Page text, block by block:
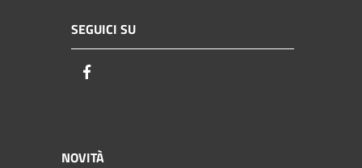
SEGUICI SU
NOVITÀ